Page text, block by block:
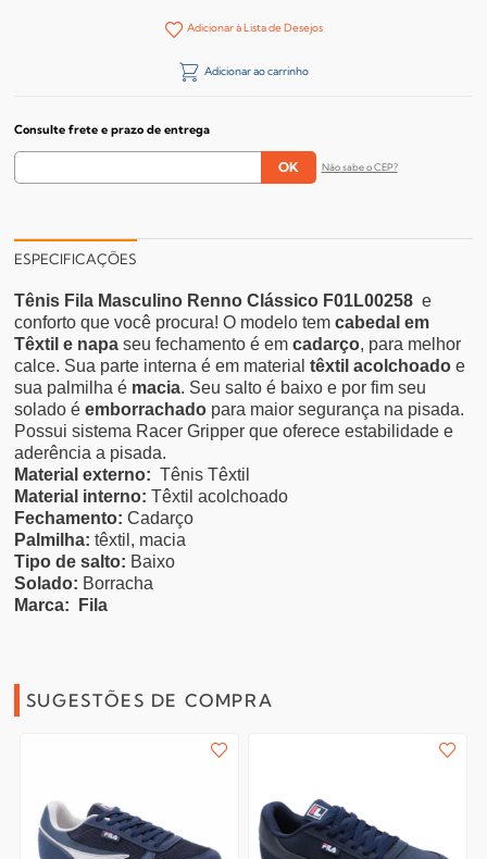
Adicionar à Lista de Desejos
Adicionar ao carrinho
Consulte frete e prazo de entrega
Não sabe o CEP?
ESPECIFICAÇÕES
Tênis Fila Masculino Renno Clássico F01L00258 e
conforto que você procura! O modelo temcabedal em
Têxtil e napaseu fechamento é emcadarço, para melhor
calce. Sua parte interna é em materialtêxtil acolchoado e
sua palmilha é macia. Seu salto é baixo e por fim seu
solado éemborrachado para maior segurança na pisada.
Possui sistema Racer Gripper que oferece estabilidade e
aderência a pisada.
Material externo: Tênis Têxtil
Material interno: Têxtil acolchoado
Fechamento: Cadarço
Palmilha:têxtil, macia
Tipo de salto: Baixo
Solado: Borracha
Marca:
Fila
SUGESTÕES DE COMPRA